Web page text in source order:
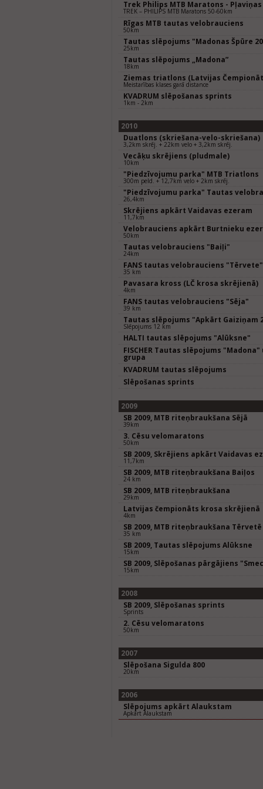
Trek Philips MTB Maratons - Pļaviņas
TREK – PHILIPS MTB Maratons 50-60km
Rīgas MTB tautas velobrauciens
50km
Tautas slēpojums "Madonas Špūre
25km
Tautas slēpojums „Madona”
18km
Ziemas triatlons (Latvijas
Meistarības klases garā distance
KVADRUM slēpošanas sprints
1km - 2km
2010
Duatlons (skriešana-velo-skriešana)
3,2km skrēj. + 22km velo + 3,2km skrēj.
Vecāķu skrējiens (pludmale)
10km
"Piedzīvojumu parka" MTB Triatlons
300m peld. + 12,7km velo + 2km skrēj.
"Piedzīvojumu parka" Tautas
26,4km
Skrējiens apkārt Vaidavas ezeram
11,7km
Velobrauciens apkārt Burtnieku
50km
Tautas velobrauciens "Baiļi"
24km
FANS tautas velobrauciens "Tērvete"
35 km
Pavasara kross (LČ krosa skrējienā)
4km
FANS tautas velobrauciens "Sēja"
39 km
Tautas slēpojums "Apkārt Gaiziņam
Slēpojums 12 km
HALTI tautas slēpojums "Alūksne"
FISCHER Tautas slēpojums
grupa
KVADRUM tautas slēpojums
Slēpošanas sprints
2009
SB 2009, MTB riteņbraukšana Sējā
39km
3. Cēsu velomaratons
50km
SB 2009, Skrējiens apkārt Vaidavas
11,7km
SB 2009, MTB riteņbraukšana Baiļos
24 km
SB 2009, MTB riteņbraukšana
29km
Latvijas čempionāts krosa skrējienā
4km
SB 2009, MTB riteņbraukšana Tērvetē
35 km
SB 2009, Tautas slēpojums Alūksne
15km
SB 2009, Slēpošanas pārgājiens
15km
2008
SB 2009, Slēpošanas sprints
Sprints
2. Cēsu velomaratons
50km
2007
Slēpošana Sigulda 800
20km
2006
Slēpojums apkārt Alaukstam
Apkārt Alaukstam